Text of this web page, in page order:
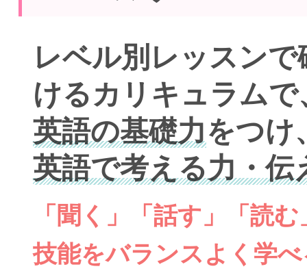
レベル別レッスン
けるカリキュラムで
英語の基礎力をつけ
英語で考える力・伝
「聞く」「話す」「読
技能をバランスよく学